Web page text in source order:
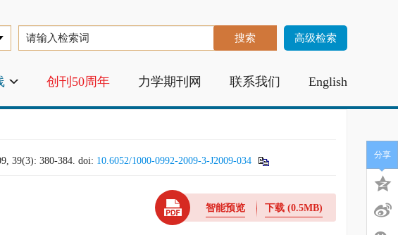
高级检索
创刊50周年 力学期刊网 联系我们 English
39(3): 380-384. doi: 10.6052/1000-0992-2009-3-J2009-034
智能预览 下载(0.5MB)
分享